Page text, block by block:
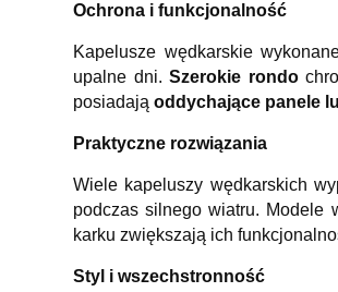
Ochrona i funkcjonalność
Kapelusze wędkarskie
upalne dni. Szerokie rondo
posiadają oddychające panele
Praktyczne rozwiązania
Wiele kapeluszy wędkarskich
podczas silnego wiatru. Modele
karku zwiększają ich
Styl i wszechstronność